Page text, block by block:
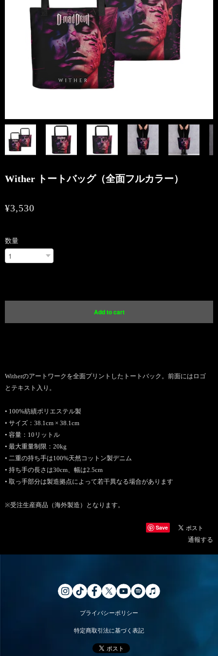
Wither トートバッグ（全面フルカラー）
¥3,530
数量
Add to cart
Witherのアートワークを全面プリントしたトートバック。前面にはロゴ
とテキスト入り。
• 100%紡績ポリエステル製
• サイズ：38.1cm × 38.1cm
• 容量：10リットル
• 最大重量制限：20kg
• 二重の持ち手は100%天然コットン製デニム
• 持ち手の長さは30cm、幅は2.5cm
• 取っ手部分は製造拠点によって若干異なる場合があります
※受注生産商品（海外製造）となります。
Save
通報する
プライバシーポリシー
特定商取引法に基づく表記